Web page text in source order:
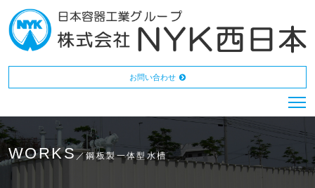
お問い合わせ
WORKS／鋼板製一体型水槽